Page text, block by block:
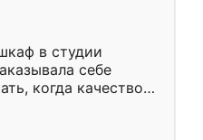
в студии
себе
когда качеством
кухня уже почти